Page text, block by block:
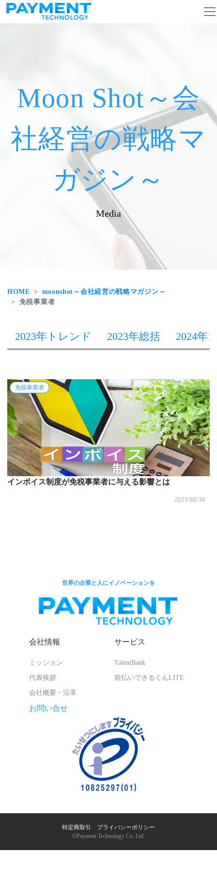
コンテンツへスキップ
メインナビゲーション
Moon Shot～会
社経営の戦略マ
ガジン～
Media
HOME
moonshot～会社経営の戦略マガジン～
免税事業者
2023年トレンド 2023年総括 2024年1
免税事業者
インボイス制度が免税事業者に与える影響とは
2023/08/30
世界の企業と人にイノベーションを
会社情報
ミッション
代表挨拶
会社概要・沿革
サービス
TalentBank
前払いできるくんLITE
お問い合せ
特定商取引
プライバシーポリシー
©︎Payment Technology Co. Ltd.